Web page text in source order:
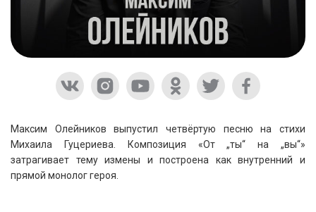
Максим Олейников выпустил четвёртую песню на стихи
Михаила Гуцериева. Композиция «От „ты“ на „вы“»
затрагивает тему измены и построена как внутренний и
прямой монолог героя.